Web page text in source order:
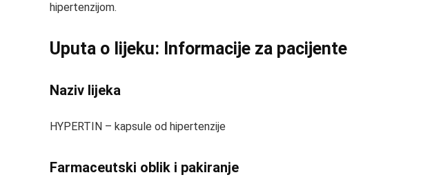
hipertenzijom.
Uputa o lijeku: Informacije za pacijente
Naziv lijeka
HYPERTIN – kapsule od hipertenzije
Farmaceutski oblik i pakiranje